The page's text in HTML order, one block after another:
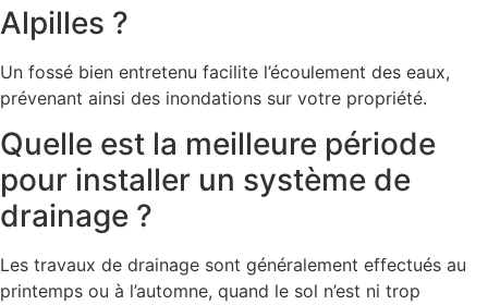
Alpilles ?
Un fossé bien entretenu facilite l’écoulement des eaux,
prévenant ainsi des inondations sur votre propriété.
Quelle est la meilleure période
pour installer un système de
drainage ?
Les travaux de drainage sont généralement effectués au
printemps ou à l’automne, quand le sol n’est ni trop